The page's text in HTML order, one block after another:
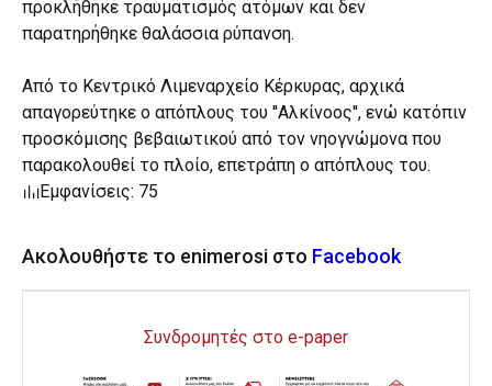
προκλήθηκε τραυματισμός ατόμων και δεν
παρατηρήθηκε θαλάσσια ρύπανση.
Από το Κεντρικό Λιμεναρχείο Κέρκυρας, αρχικά
απαγορεύτηκε ο απόπλους του ''Αλκίνοος'', ενώ κατόπιν
προσκόμισης βεβαιωτικού από τον νηογνώμονα που
παρακολουθεί το πλοίο, επετράπη ο απόπλους του.
Εμφανίσεις: 75
Ακολουθήστε το enimerosi στο Facebook
Συνδρομητές στο e-paper